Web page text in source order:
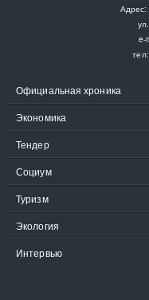
Адрес:
e-
Официальная хроника
Экономика
Тендер
Социум
Туризм
Экология
Интервью